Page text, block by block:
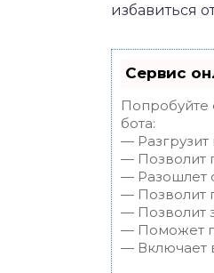
избавиться
Сервис
Попробуйте
бота:
— Разгрузит
— Позволит
— Разошлет
— Позволит
— Позволит
— Поможет
— Включает